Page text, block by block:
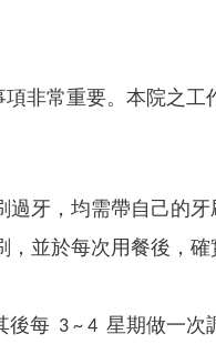
非常重要。本院之
牙，均需帶自己的牙
，並於每次用餐後，
後每 3 ~ 4 星期做一